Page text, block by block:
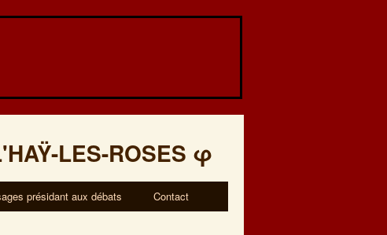
LES-ROSES φ
présidant aux débats Contact